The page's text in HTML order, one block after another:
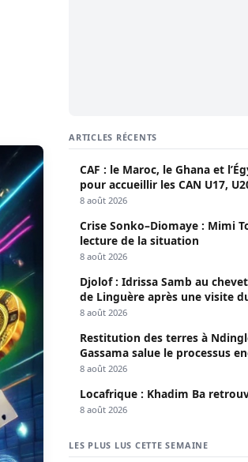
ARTICLES RÉCENTS
CAF : le Maroc, le Ghana et
pour accueillir les CAN U17,
2027
8 août 2026
Crise Sonko–Diomaye : Mimi
lecture de la situation
8 août 2026
Djolof : Idrissa Samb au
de Linguère après une visite
Thylla
8 août 2026
Restitution des terres à
Gassama salue le processus
8 août 2026
Locafrique : Khadim Ba
8 août 2026
LES PLUS LUS CETTE SEMAINE